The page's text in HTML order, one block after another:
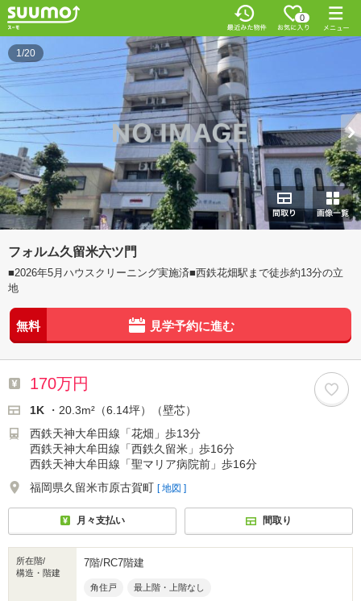
0
1/20
フォルム久留米六ツ門
■2026年5月ハウスクリーニング実施済■西鉄花畑駅まで徒歩約13分の立
地
無料 見学予約に進む
170万円
1K
・20.3m²（6.14坪）（壁芯）
西鉄天神大牟田線「花畑」歩13分
西鉄天神大牟田線「西鉄久留米」歩16分
西鉄天神大牟田線「聖マリア病院前」歩16分
福岡県久留米市原古賀町 [ 地図 ]
月々支払い 間取り
所在階/
構造・階建
7階/RC7階建
角住戸 最上階・上階なし